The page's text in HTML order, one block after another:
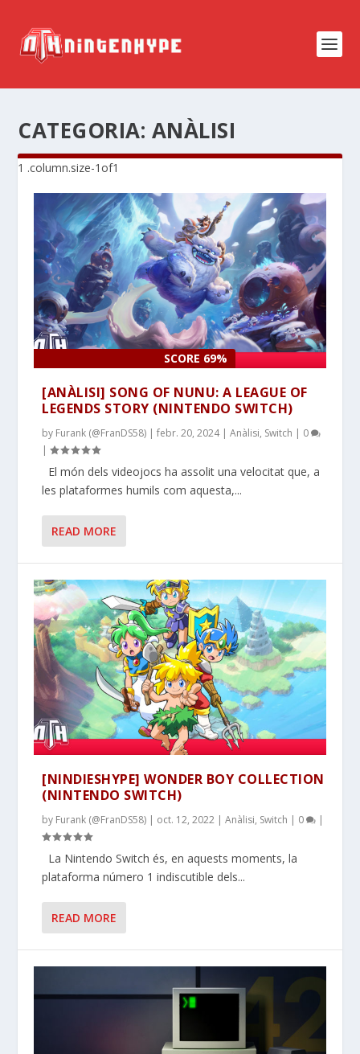
CATEGORIA: ANÀLISI
SCORE 69%
[ANÀLISI] SONG OF NUNU: A LEAGUE OF
LEGENDS STORY (NINTENDO SWITCH)
by Furank (@FranDS58) |febr. 20, 2024|Anàlisi, Switch | 0
|
El món dels videojocs ha assolit una velocitat que, a
les plataformes humils com aquesta,...
READ MORE
[NINDIESHYPE] WONDER BOY COLLECTION
(NINTENDO SWITCH)
by Furank (@FranDS58) | oct. 12, 2022 |Anàlisi, Switch | 0 |
La Nintendo Switch és, en aquests moments, la
plataforma número 1 indiscutible dels...
READ MORE